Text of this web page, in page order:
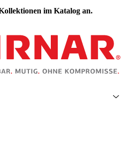
im Katalog an.